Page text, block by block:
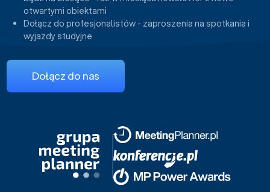
otwartymi obiektami
Dołącz do profesjonalistów - zaproszenia na spotkania i
wyjazdy studyjne
Dołącz do nas